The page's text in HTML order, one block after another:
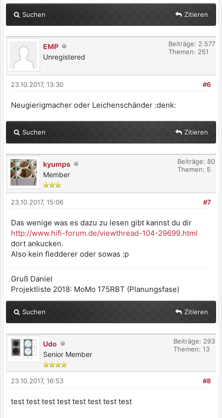
Suchen Zitieren
EMP
Unregistered
Beiträge: 2.577
Themen: 251
#6
23.10.2017, 13:30
Neugierigmacher oder Leichenschänder :denk:
Suchen Zitieren
kyumps
Member
Beiträge: 80
Themen: 5
#7
23.10.2017, 15:06
Das wenige was es dazu zu lesen gibt kannst du dir
http://www.hifi-forum.de/viewthread-104-29699.html
dort ankucken.
Also kein fledderer oder sowas :p
Gruß Daniel
Projektliste 2018: MoMo 175RBT (Planungsfase)
Suchen Zitieren
Udo
Senior Member
Beiträge: 293
Themen: 13
#8
23.10.2017, 16:53
test test test test test test test test